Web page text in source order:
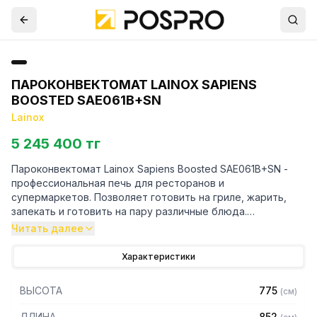
ПАРОКОНВЕКТОМАТ LAINOX SAPIENS
BOOSTED SAE061B+SN
Lainox
5 245 400 тг
Пароконвектомат Lainox Sapiens Boosted SAE061B+SN -
профессиональная печь для ресторанов и
супермаркетов. Позволяет готовить на гриле, жарить,
запекать и готовить на пару различные блюда.
нержавеющей стали 18/10 AISI 304, толщиной 1 мм, с
полностью закругленными углами, без швов - для
Читать далее
Характеристики
ВЫСОТА 775 (см)